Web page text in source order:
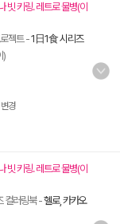
빗 키링. 레트로 물병(이
젝트-1日1食 시리즈
)
변경
빗 키링. 레트로 물병(이
컬러링북-헬로, 카카오